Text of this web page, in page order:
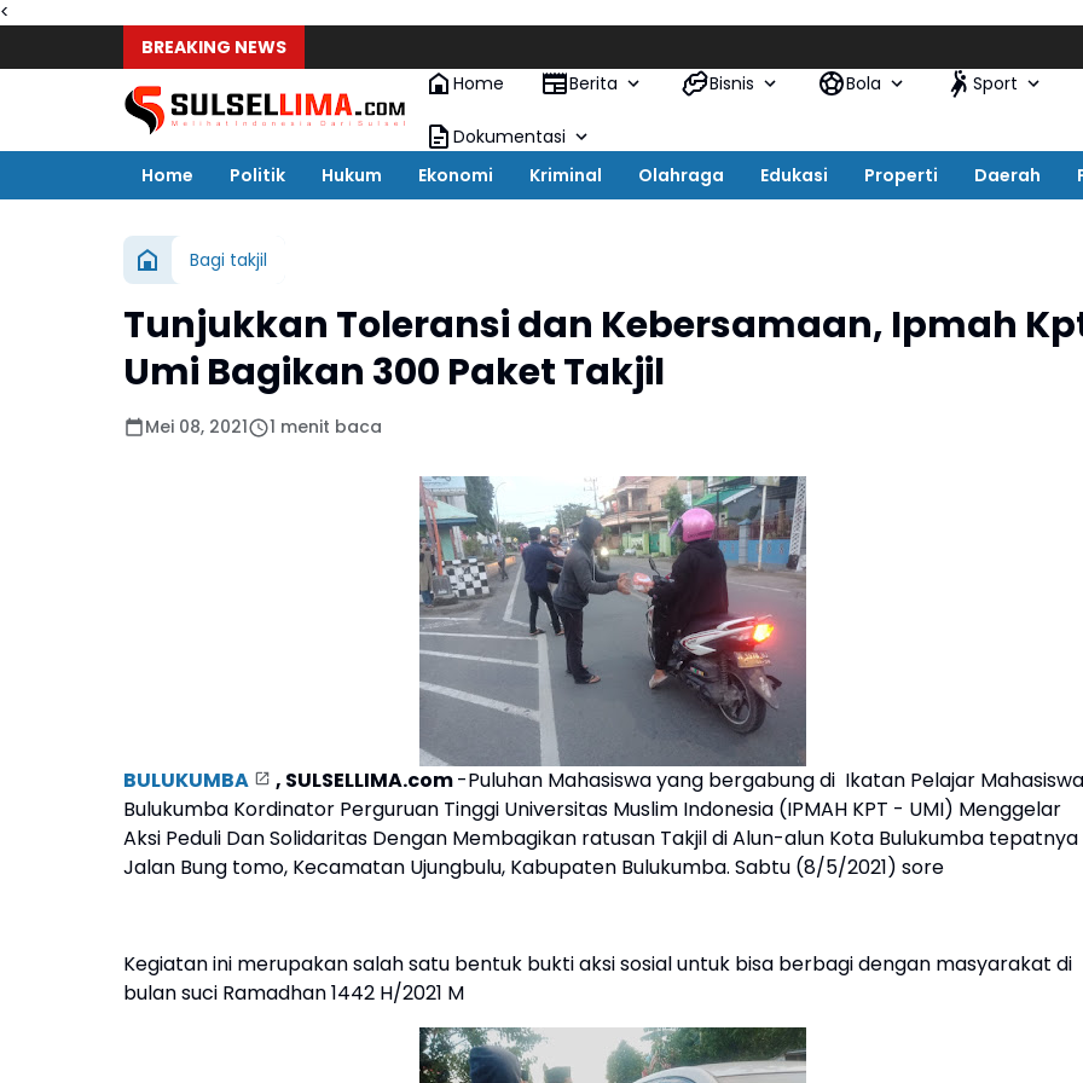
<
BREAKING NEWS
Home
Berita Bisnis Bola Sport
Dokumentasi
Home
Politik Hukum Ekonomi Kriminal Olahraga Edukasi Properti Daerah
Bagi takjil
Tunjukkan Toleransi dan Kebersamaan, Ipmah
Umi Bagikan 300 Paket Takjil
Mei 08, 2021 1 menit baca
BULUKUMBA , SULSELLIMA.com-Puluhan Mahasiswa yang bergabung di Ikatan Pelajar Mahasiswa
Bulukumba Kordinator Perguruan Tinggi Universitas Muslim Indonesia (IPMAH KPT - UMI) Menggelar
Aksi Peduli Dan Solidaritas Dengan Membagikan ratusan Takjil di Alun-alun Kota Bulukumba tepatnya
Jalan Bung tomo, Kecamatan Ujungbulu, Kabupaten Bulukumba. Sabtu (8/5/2021) sore
Kegiatan ini merupakan salah satu bentuk bukti aksi sosial untuk bisa berbagi dengan masyarakat di
bulan suci Ramadhan 1442 H/2021 M